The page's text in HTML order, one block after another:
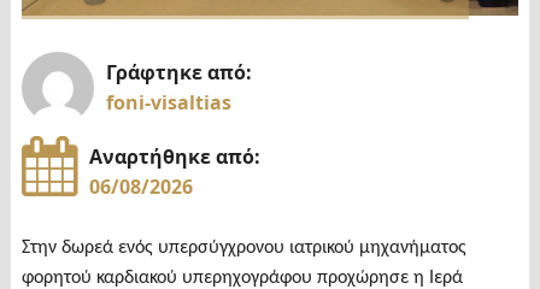
Γράφτηκε από:
foni-visaltias
Αναρτήθηκε από:
06/08/2026
Στην δωρεά ενός υπερσύγχρονου ιατρικού μηχανήματος
φορητού καρδιακού υπερηχογράφου προχώρησε η Ιερά